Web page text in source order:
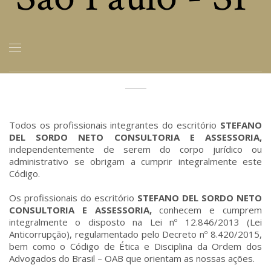
CÓDICO DE CONDUTA E
Todos os profissionais integrantes do escritório STEFANO
DEL SORDO NETO CONSULTORIA E ASSESSORIA,
independentemente de serem do corpo jurídico ou
administrativo se obrigam a cumprir integralmente este
Código.
Os profissionais do escritório STEFANO DEL SORDO NETO
CONSULTORIA E ASSESSORIA,conhecem e cumprem
integralmente o disposto na Lei nº 12.846/2013 (Lei
Anticorrupção), regulamentado pelo Decreto nº 8.420/2015,
bem como o Código de Ética e Disciplina da Ordem dos
Advogados do Brasil – OAB que orientam as nossas ações.